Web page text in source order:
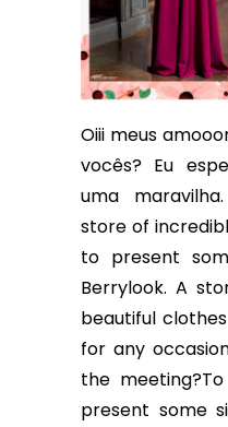
Oiii meus
vocês? Eu
uma
store of
to present
Berrylook. A
beautiful
for any
the
present some